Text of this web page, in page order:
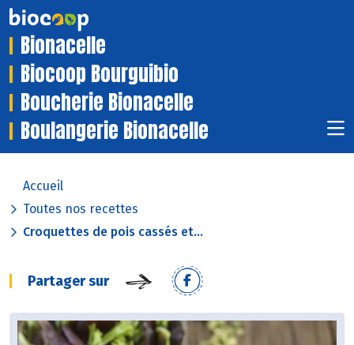
Bionacelle
Biocoop Bourguibio
Boucherie Bionacelle
Boulangerie Bionacelle
Accueil
Toutes nos recettes
Croquettes de pois cassés et...
Partager sur